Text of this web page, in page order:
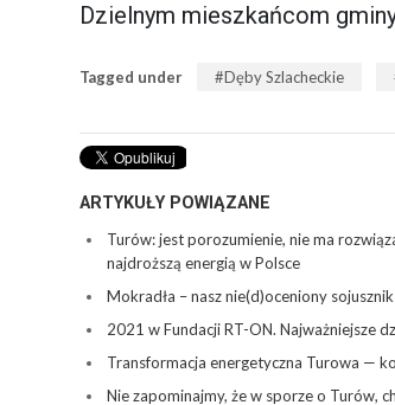
Dzielnym mieszkańcom
Tagged under Dęby Szlacheckie
ARTYKUŁY POWIĄZANE
Turów: jest porozumienie, nie ma
najdroższą energią w Polsce
Mokradła – nasz nie(d)oceniony
2021 w Fundacji RT-ON. Najważniejsze
Transformacja energetyczna Turowa —
Nie zapominajmy, że w sporze o Turów,